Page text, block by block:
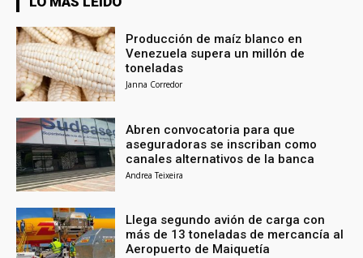
Producción de maíz blanco en
Venezuela supera un millón de
toneladas
Janna Corredor
Abren convocatoria para que
aseguradoras se inscriban como
canales alternativos de la banca
Andrea Teixeira
Llega segundo avión de carga con
más de 13 toneladas de mercancía al
Aeropuerto de Maiquetía